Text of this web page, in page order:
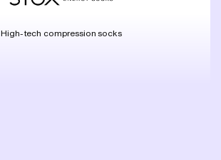
High-tech compression socks